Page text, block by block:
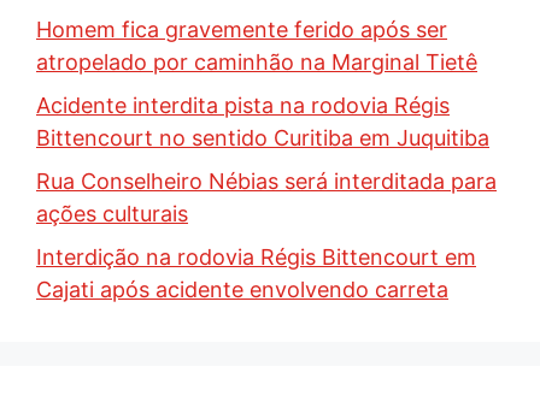
Homem fica gravemente ferido após ser
atropelado por caminhão na Marginal Tietê
Acidente interdita pista na rodovia Régis
Bittencourt no sentido Curitiba em Juquitiba
Rua Conselheiro Nébias será interditada para
ações culturais
Interdição na rodovia Régis Bittencourt em
Cajati após acidente envolvendo carreta